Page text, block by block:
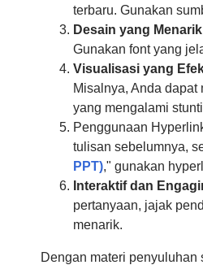
terbaru. Gunakan
Desain yang Menarik
Gunakan font yang
Visualisasi yang
Misalnya, Anda
yang mengalami
Penggunaan
tulisan sebelumnya,
PPT)," gunakan
Interaktif dan
pertanyaan, jajak
menarik.
Dengan materi